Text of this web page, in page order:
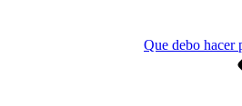
Que debo hacer